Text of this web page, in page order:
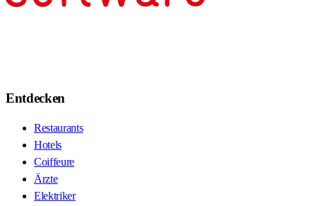
Entdecken
Restaurants
Hotels
Coiffeure
Ärzte
Elektriker